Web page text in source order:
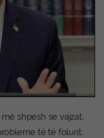
shpesh se vajzat,
të të folurit.